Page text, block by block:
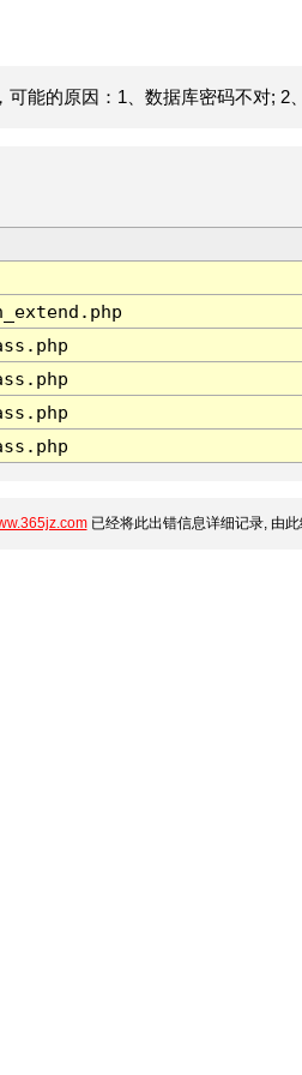
能的原因：1、数据库密码不对; 2
已经将此出错信息详细记录, 由